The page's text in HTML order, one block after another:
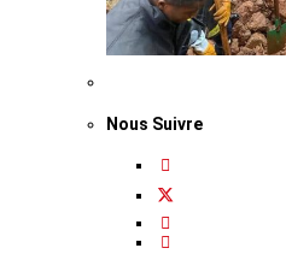
Nous Suivre